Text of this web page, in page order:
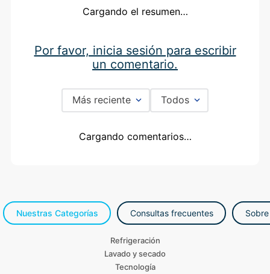
Por favor, inicia sesión para escribir un
comentario.
Más reciente Todos
Nuestras Categorías Consultas frecuentes
Lavado y secado
Tecnología
Audio y video